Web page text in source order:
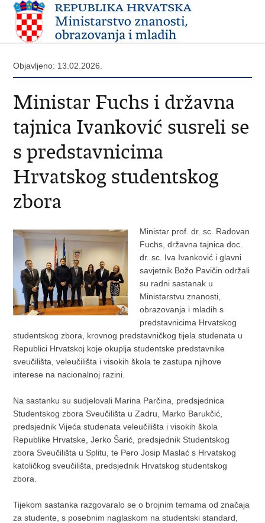
Objavljeno: 13.02.2026.
Ministar Fuchs i državna
tajnica Ivanković susreli se
s predstavnicima
Hrvatskog studentskog
zbora
Ministar prof. dr. sc. Radovan
Fuchs, državna tajnica doc.
dr. sc. Iva Ivanković i glavni
savjetnik Božo Pavičin održali
su radni sastanak u
Ministarstvu znanosti,
obrazovanja i mladih s
predstavnicima Hrvatskog
studentskog zbora, krovnog predstavničkog tijela studenata u
Republici Hrvatskoj koje okuplja studentske predstavnike
sveučilišta, veleučilišta i visokih škola te zastupa njihove
interese na nacionalnoj razini.
Na sastanku su sudjelovali Marina Parčina, predsjednica
Studentskog zbora Sveučilišta u Zadru, Marko Barukčić,
predsjednik Vijeća studenata veleučilišta i visokih škola
Republike Hrvatske, Jerko Šarić, predsjednik Studentskog
zbora Sveučilišta u Splitu, te Pero Josip Maslać s Hrvatskog
katoličkog sveučilišta, predsjednik Hrvatskog studentskog
zbora.
Tijekom sastanka razgovaralo se o brojnim temama od značaja
za studente, s posebnim naglaskom na studentski standard,